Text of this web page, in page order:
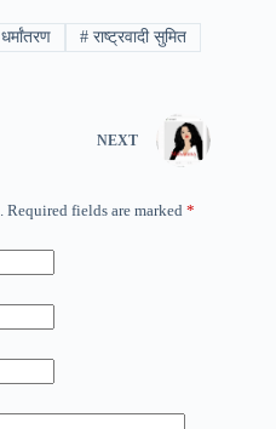
धर्मांतरण # राष्ट्रवादी सुमित
NEXT
Required fields are marked *